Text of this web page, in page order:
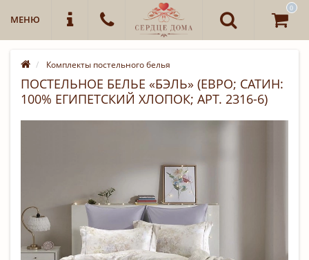
МЕНЮ
0
Комплекты постельного белья
ПОСТЕЛЬНОЕ БЕЛЬЕ «БЭЛЬ» (ЕВРО; САТИН:
100% ЕГИПЕТСКИЙ ХЛОПОК; АРТ. 2316-6)